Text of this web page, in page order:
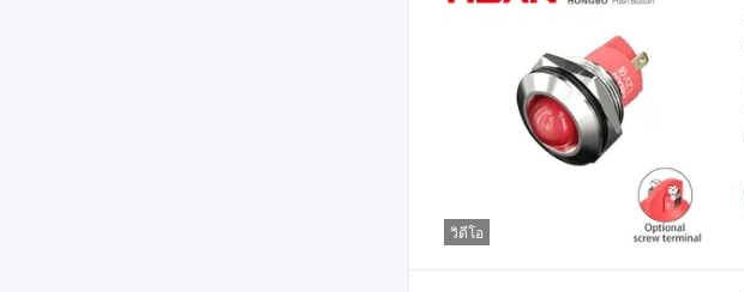
วิดีโอ